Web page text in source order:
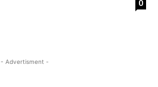
0
- Advertisment -